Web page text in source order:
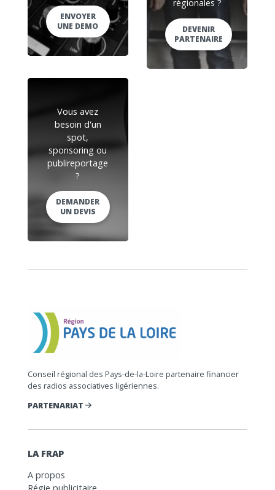
ENVOYER
UNE DEMO
régionales ?
DEVENIR
PARTENAIRE
Vous avez
besoin d'un
spot,
sponsoring ou
publireportage
?
DEMANDER
UN DEVIS
Conseil régional des Pays-de-la-Loire partenaire financier
des radios associatives ligériennes.
PARTENARIAT
LA FRAP
A propos